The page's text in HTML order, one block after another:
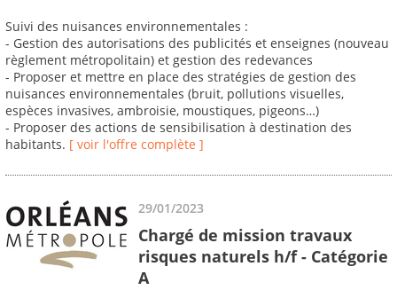
Suivi des nuisances environnementales :
- Gestion des autorisations des publicités et enseignes (nouveau
règlement métropolitain) et gestion des redevances
- Proposer et mettre en place des stratégies de gestion des
nuisances environnementales (bruit, pollutions visuelles,
espèces invasives, ambroisie, moustiques, pigeons…)
- Proposer des actions de sensibilisation à destination des
habitants. [ voir l'offre complète ]
29/01/2023
Chargé de mission travaux
risques naturels h/f - Catégorie
A